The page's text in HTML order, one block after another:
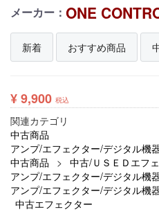
メーカー： ONE
新着 おすすめ商品
¥ 9,900 税込
関連カテゴリ
中古商品
アンプ/エフェクター/デジタル機
中古商品
中古/ＵＳＥＤエフ
アンプ/エフェクター/デジタル機
アンプ/エフェクター/デジタル機
中古エフェクター